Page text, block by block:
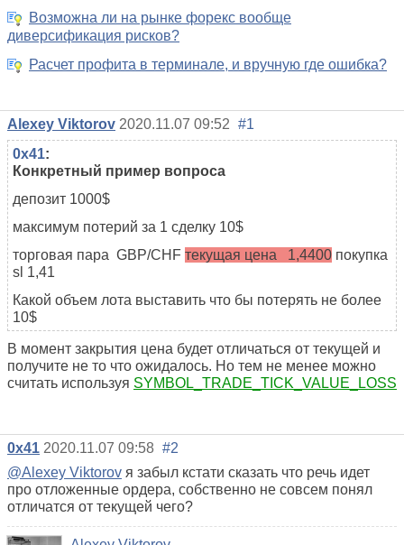
Возможна ли на рынке форекс вообще
диверсификация рисков?
Расчет профита в терминале, и вручную где ошибка?
Alexey Viktorov 2020.11.07 09:52 #1
0x41:
Конкретный пример вопроса
депозит 1000$
максимум потерий за 1 сделку 10$
торговая пара GBP/CHF текущая цена 1,4400 покупка
sl 1,41
Какой объем лота выставить что бы потерять не более
10$
В момент закрытия цена будет отличаться от текущей и
получите не то что ожидалось. Но тем не менее можно
считать используя SYMBOL_TRADE_TICK_VALUE_LOSS
0x41 2020.11.07 09:58 #2
@Alexey Viktorov я забыл кстати сказать что речь идет
про отложенные ордера, собственно не совсем понял
отличатся от текущей чего?